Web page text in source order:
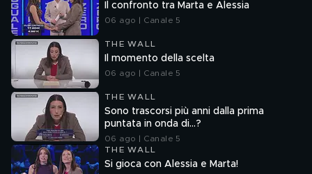
Il confronto tra Marta e Alessia
06 ago | Canale 5
THE WALL
Il momento della scelta
06 ago | Canale 5
THE WALL
Sono trascorsi più anni dalla prima
puntata in onda di...?
06 ago | Canale 5
THE WALL
Si gioca con Alessia e Marta!